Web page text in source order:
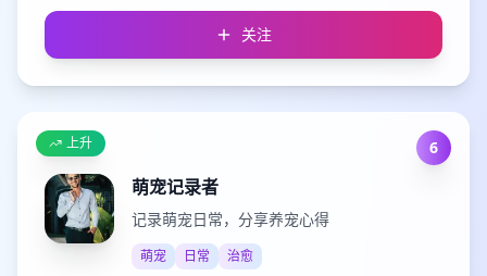
关注
6
上升
萌宠记录者
记录萌宠日常，分享养宠心得
萌宠 日常 治愈